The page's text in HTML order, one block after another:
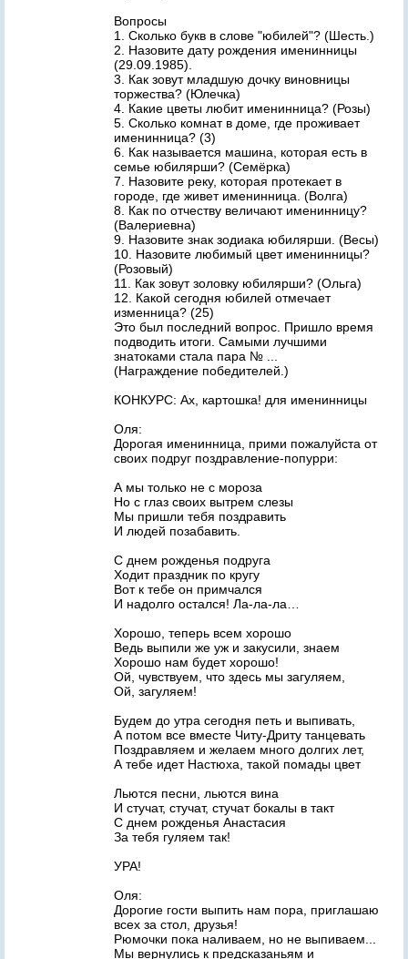
Вопросы
1. Сколько букв в слове "юбилей"? (Шесть.)
2. Назовите дату рождения именинницы
(29.09.1985).
3. Как зовут младшую дочку виновницы
торжества? (Юлечка)
4. Какие цветы любит именинница? (Розы)
5. Сколько комнат в доме, где проживает
именинница? (3)
6. Как называется машина, которая есть в
семье юбилярши? (Семёрка)
7. Назовите реку, которая протекает в
городе, где живет именинница. (Волга)
8. Как по отчеству величают именинницу?
(Валериевна)
9. Назовите знак зодиака юбилярши. (Весы)
10. Назовите любимый цвет именинницы?
(Розовый)
11. Как зовут золовку юбилярши? (Ольга)
12. Какой сегодня юбилей отмечает
изменница? (25)
Это был последний вопрос. Пришло время
подводить итоги. Самыми лучшими
знатоками стала пара № ...
(Награждение победителей.)
КОНКУРС: Ах, картошка! для именинницы
Оля:
Дорогая именинница, прими пожалуйста от
своих подруг поздравление-попурри:
А мы только не с мороза
Но с глаз своих вытрем слезы
Мы пришли тебя поздравить
И людей позабавить.
С днем рожденья подруга
Ходит праздник по кругу
Вот к тебе он примчался
И надолго остался! Ла-ла-ла…
Хорошо, теперь всем хорошо
Ведь выпили же уж и закусили, знаем
Хорошо нам будет хорошо!
Ой, чувствуем, что здесь мы загуляем,
Ой, загуляем!
Будем до утра сегодня петь и выпивать,
А потом все вместе Читу-Дриту танцевать
Поздравляем и желаем много долгих лет,
А тебе идет Настюха, такой помады цвет
Льются песни, льются вина
И стучат, стучат, стучат бокалы в такт
С днем рожденья Анастасия
За тебя гуляем так!
УРА!
Оля:
Дорогие гости выпить нам пора, приглашаю
всех за стол, друзья!
Рюмочки пока наливаем, но не выпиваем...
Мы вернулись к предсказаньям и